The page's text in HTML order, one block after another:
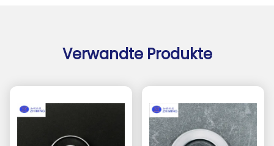
Verwandte Produkte